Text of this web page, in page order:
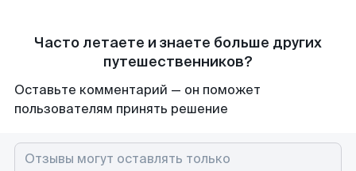
Часто летаете и знаете больше других
путешественников?
Оставьте комментарий — он поможет
пользователям принять решение